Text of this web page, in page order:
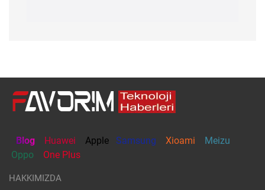
Blog Huawei Apple Samsung Xioami
Meizu
Oppo
One Plus
HAKKIMIZDA